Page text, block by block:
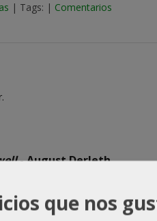
| Tags: | Comentarios
- August Derleth
que nos